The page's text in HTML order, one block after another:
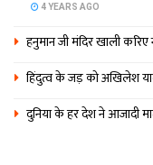
4 YEARS AGO
हनुमान जी मंदिर खाली करिए
हिंदुत्व के जड़ को अखिलेश
दुनिया के हर देश ने आजादी